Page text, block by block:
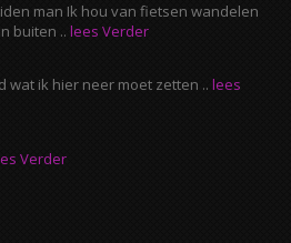
man Ik hou van fietsen wandelen
buiten .. lees Verder
wat ik hier neer moet zetten .. lees
Verder